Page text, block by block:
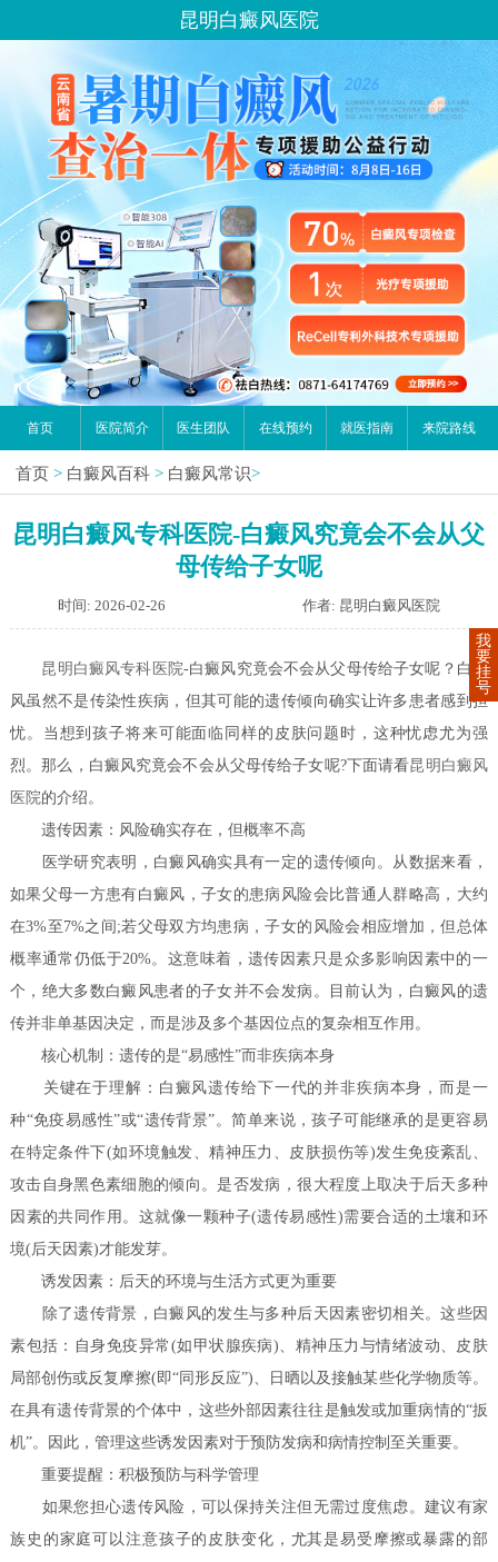
昆明白癜风医院
首页 医院简介 医生团队 在线预约 就医指南 来院路线
首页 > 白癜风百科 > 白癜风常识>
昆明白癜风专科医院-白癜风究竟会不会从父
母传给子女呢
时间: 2026-02-26 作者: 昆明白癜风医院
昆明白癜风专科医院-白癜风究竟会不会从父母传给子女呢？白癜
风虽然不是传染性疾病，但其可能的遗传倾向确实让许多患者感到担
忧。当想到孩子将来可能面临同样的皮肤问题时，这种忧虑尤为强
烈。那么，白癜风究竟会不会从父母传给子女呢?下面请看昆明白癜风
医院的介绍。
遗传因素：风险确实存在，但概率不高
医学研究表明，白癜风确实具有一定的遗传倾向。从数据来看，
如果父母一方患有白癜风，子女的患病风险会比普通人群略高，大约
在3%至7%之间;若父母双方均患病，子女的风险会相应增加，但总体
概率通常仍低于20%。这意味着，遗传因素只是众多影响因素中的一
个，绝大多数白癜风患者的子女并不会发病。目前认为，白癜风的遗
传并非单基因决定，而是涉及多个基因位点的复杂相互作用。
核心机制：遗传的是“易感性”而非疾病本身
关键在于理解：白癜风遗传给下一代的并非疾病本身，而是一
种“免疫易感性”或“遗传背景”。简单来说，孩子可能继承的是更容易
在特定条件下(如环境触发、精神压力、皮肤损伤等)发生免疫紊乱、
攻击自身黑色素细胞的倾向。是否发病，很大程度上取决于后天多种
因素的共同作用。这就像一颗种子(遗传易感性)需要合适的土壤和环
境(后天因素)才能发芽。
诱发因素：后天的环境与生活方式更为重要
除了遗传背景，白癜风的发生与多种后天因素密切相关。这些因
素包括：自身免疫异常(如甲状腺疾病)、精神压力与情绪波动、皮肤
局部创伤或反复摩擦(即“同形反应”)、日晒以及接触某些化学物质等。
在具有遗传背景的个体中，这些外部因素往往是触发或加重病情的“扳
机”。因此，管理这些诱发因素对于预防发病和病情控制至关重要。
重要提醒：积极预防与科学管理
如果您担心遗传风险，可以保持关注但无需过度焦虑。建议有家
族史的家庭可以注意孩子的皮肤变化，尤其是易受摩擦或暴露的部
我
要
挂
号